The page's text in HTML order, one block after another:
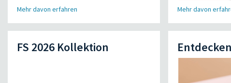
Mehr davon erfahren Mehr davon
FS 2026 Kollektion